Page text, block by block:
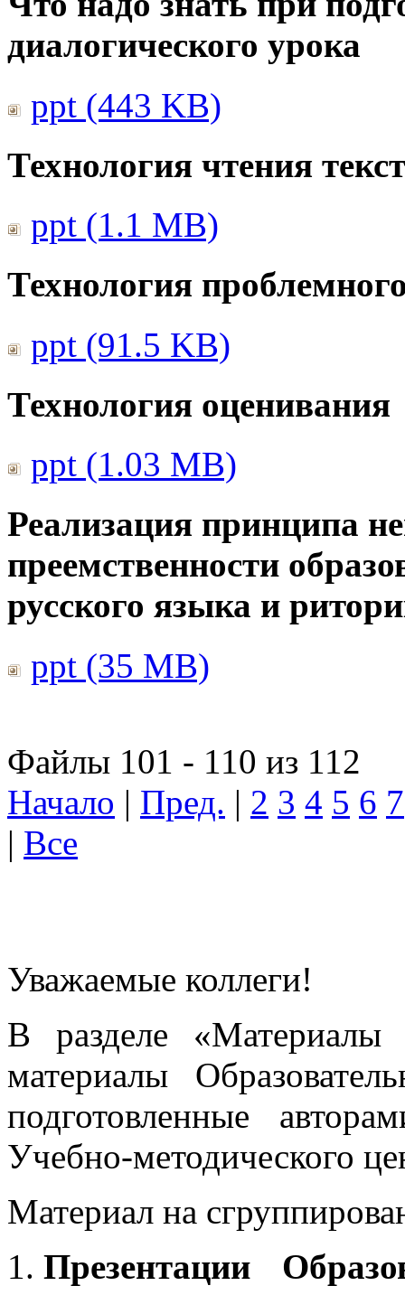
диалогического урока
ppt (443 KB)
Технология чтения
ppt (1.1 MB)
Технология
ppt (91.5 KB)
Технология оценивания
ppt (1.03 MB)
Реализация принципа
преемственности
русского языка и
ppt (35 MB)
Файлы 101 - 110 из 112
Начало | Пред. | 2 3 4 5 6 7
| Все
Уважаемые коллеги!
В разделе «Материалы
материалы
подготовленные
Учебно-методического
Материал на
Презентации